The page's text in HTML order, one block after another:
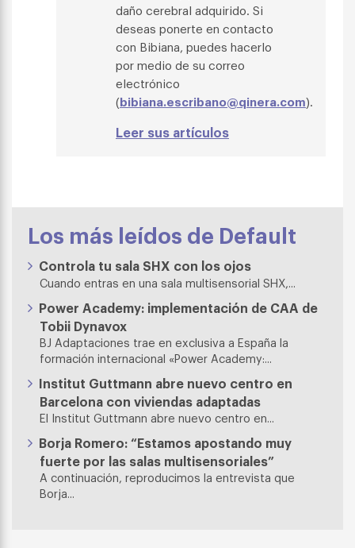
daño cerebral adquirido. Si
deseas ponerte en contacto
con Bibiana, puedes hacerlo
por medio de su correo
electrónico
(bibiana.escribano@qinera.com).
Leer sus artículos
Los más leídos de Default
Controla tu sala SHX con los ojos
Cuando entras en una sala multisensorial SHX,...
Power Academy: implementación de CAA de
Tobii Dynavox
BJ Adaptaciones trae en exclusiva a España la
formación internacional «Power Academy:...
Institut Guttmann abre nuevo centro en
Barcelona con viviendas adaptadas
El Institut Guttmann abre nuevo centro en...
Borja Romero: “Estamos apostando muy
fuerte por las salas multisensoriales”
A continuación, reproducimos la entrevista que
Borja...